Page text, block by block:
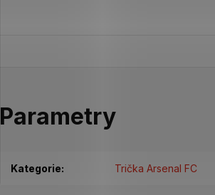
Parametry
Kategorie: Trička Arsenal FC